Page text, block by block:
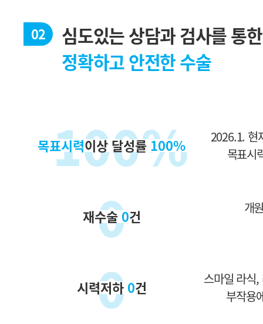
02
심도있는 상담과 검사를 통한
정확하고 안전한 수술
목표시력이상 달성률100%
100%
재수술0건
0
시력저하 0건
0
2026.1. 현
목표시
개
스마일 라식
부작용